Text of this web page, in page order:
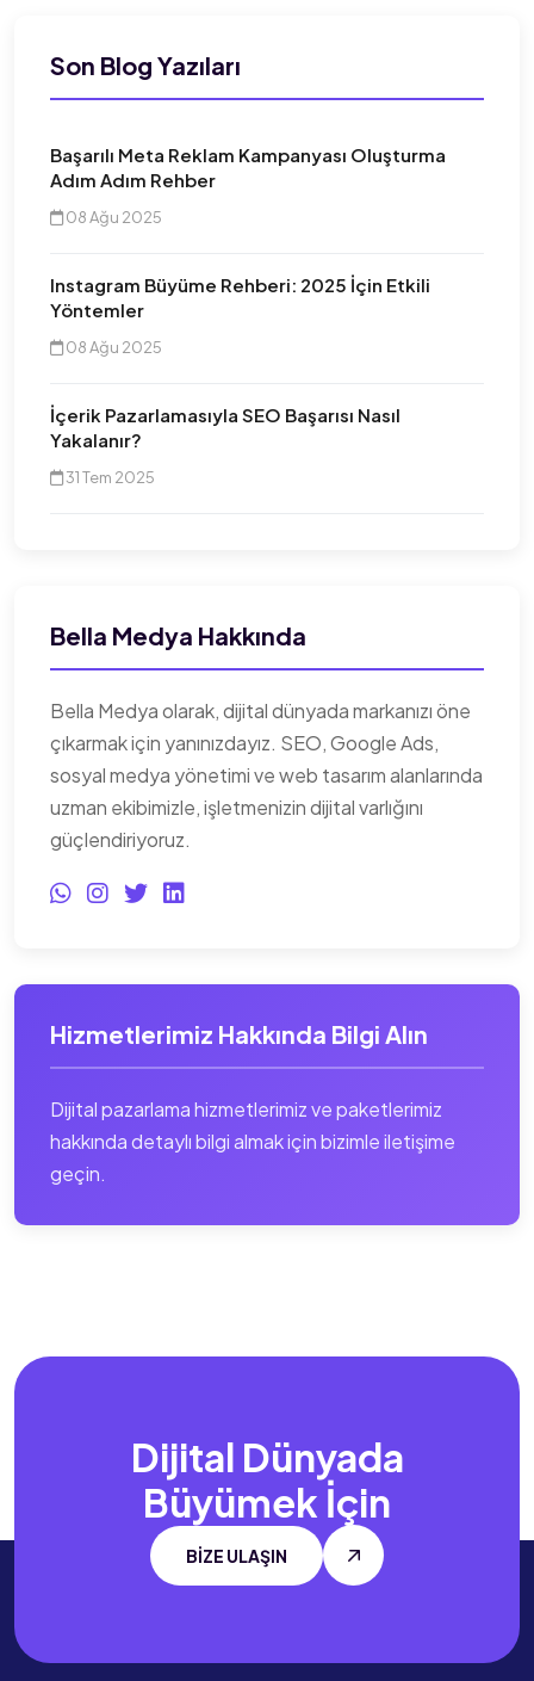
Son Blog Yazıları
Başarılı Meta Reklam Kampanyası Oluşturma
Adım Adım Rehber
08 Ağu 2025
Instagram Büyüme Rehberi: 2025 İçin Etkili
Yöntemler
08 Ağu 2025
İçerik Pazarlamasıyla SEO Başarısı Nasıl
Yakalanır?
31 Tem 2025
Bella Medya Hakkında
Bella Medya olarak, dijital dünyada markanızı öne
çıkarmak için yanınızdayız. SEO, Google Ads,
sosyal medya yönetimi ve web tasarım alanlarında
uzman ekibimizle, işletmenizin dijital varlığını
güçlendiriyoruz.
Hizmetlerimiz Hakkında Bilgi Alın
Dijital pazarlama hizmetlerimiz ve paketlerimiz
hakkında detaylı bilgi almak için bizimle iletişime
geçin.
Dijital Dünyada
Büyümek İçin
BİZE ULAŞIN